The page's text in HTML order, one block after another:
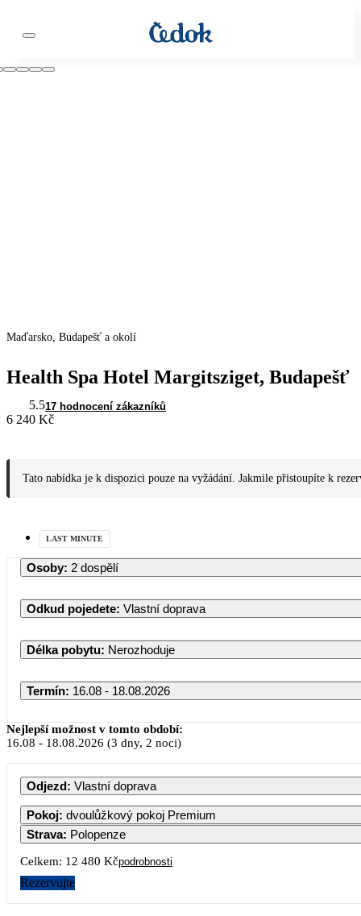
Maďarsko, Budapešť a okolí
Health Spa Hotel Margitsziget, Budapešť
5.517 hodnocení zákazníků
6 240 Kč
Tato nabídka je k dispozici pouze na vyžádání. Jakmile přistoupíte k
LAST MINUTE
Osoby: 2 dospělí
Odkud pojedete: Vlastní doprava
Délka pobytu: Nerozhoduje
Termín: 16.08 - 18.08.2026
PO ÚT ST
3 4 5
Nejlepší možnost v tomto období:
16.08 - 18.08.2026 (3 dny, 2 noci)
Odjezd: Vlastní doprava
Pokoj: dvoulůžkový pokoj Premium
Strava: Polopenze
Celkem: 12 480 Kčpodrobnosti
Rezervujte